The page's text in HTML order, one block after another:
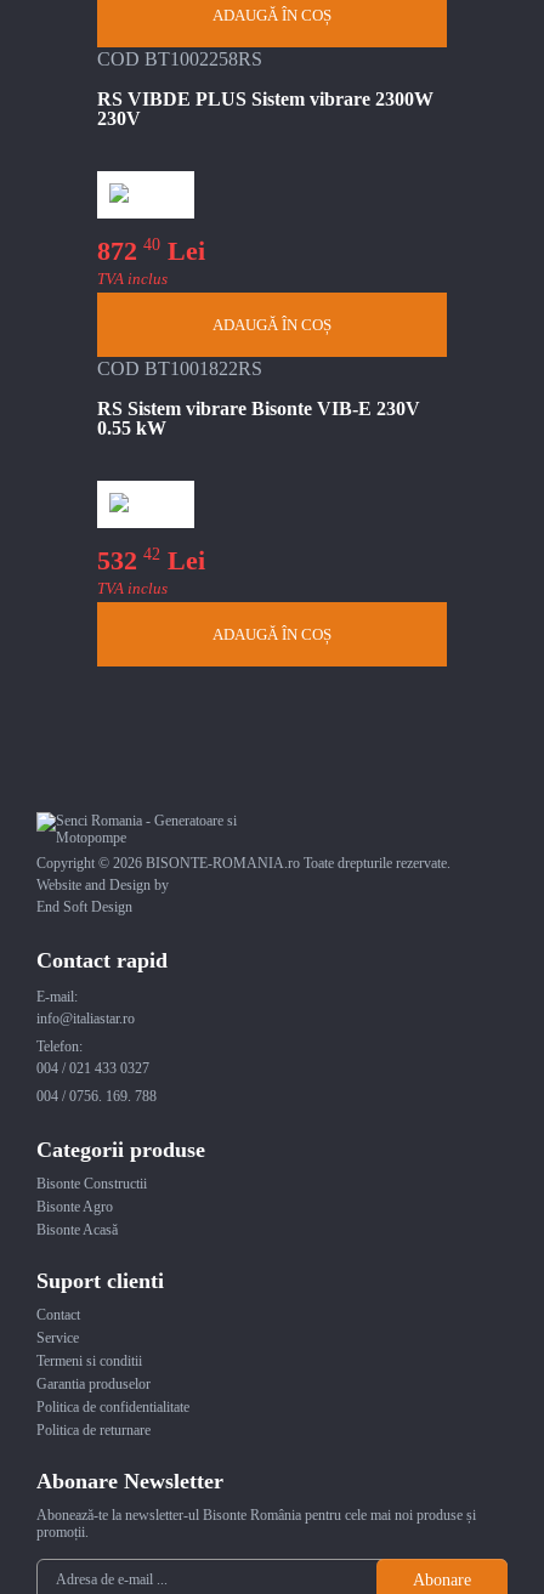
ADAUGĂ ÎN COȘ
COD BT1002258RS
RS VIBDE PLUS Sistem vibrare 2300W
230V
872 40 Lei
TVA inclus
ADAUGĂ ÎN COȘ
COD BT1001822RS
RS Sistem vibrare Bisonte VIB-E 230V
0.55 kW
532 42 Lei
TVA inclus
ADAUGĂ ÎN COȘ
Copyright © 2026 BISONTE-ROMANIA.ro Toate drepturile rezervate.
Website and Design by
End Soft Design
Contact rapid
E-mail:
info@italiastar.ro
Telefon:
004 / 021 433 0327
004 / 0756. 169. 788
Categorii produse
Bisonte Constructii
Bisonte Agro
Bisonte Acasă
Suport clienti
Contact
Service
Termeni si conditii
Garantia produselor
Politica de confidentialitate
Politica de returnare
Abonare Newsletter
Abonează-te la newsletter-ul Bisonte România pentru cele mai noi produse și
promoții.